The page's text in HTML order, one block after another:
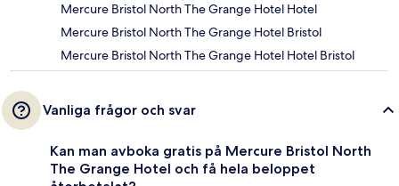
Mercure Bristol North The Grange Hotel Hotel
Mercure Bristol North The Grange Hotel Bristol
Mercure Bristol North The Grange Hotel Hotel Bristol
Vanliga frågor och svar
Kan man avboka gratis på Mercure Bristol North
The Grange Hotel och få hela beloppet